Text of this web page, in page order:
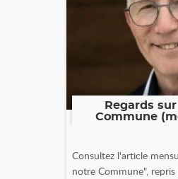
Regards
Commune
Consultez l'article
notre Commune",